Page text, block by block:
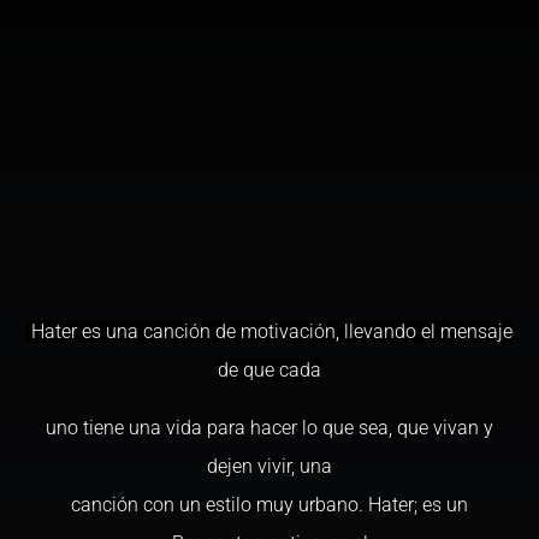
Hater es una canción de motivación, llevando el mensaje
de que cada
uno tiene una vida para hacer lo que sea, que vivan y
dejen vivir, una
canción con un estilo muy urbano. Hater; es un